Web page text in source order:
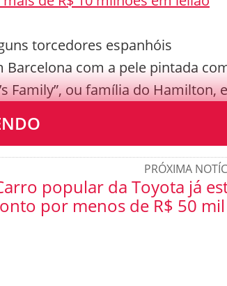
torcedores espanhóis
com a pele pintada
Family”, ou família do Hamilton,
PRÓXIMA
popular da Toyota já
por menos de R$ 50